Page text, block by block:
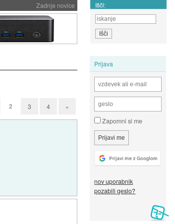
Zadnje novice Išči:
Prijava
Zapomni si me
nov uporabnik
pozabili geslo?
2 3 4 »